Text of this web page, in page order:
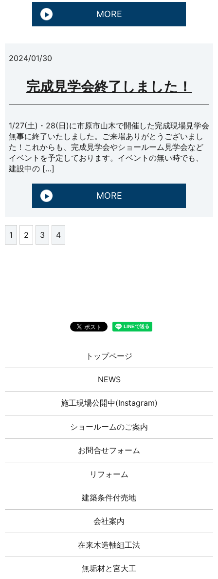
MORE
2024/01/30
完成見学会終了しました！
1/27(土)・28(日)に市原市山木で開催した完成現場見学会
無事に終了いたしました。ご来場ありがとうございまし
た！これからも、完成見学会やショールーム見学会など
イベントを予定しております。イベントの無い時でも、
建設中の […]
MORE
1 2 3 4
トップページ
NEWS
施工現場公開中(Instagram)
ショールームのご案内
お問合せフォーム
リフォーム
建築条件付売地
会社案内
在来木造軸組工法
無垢材と宮大工